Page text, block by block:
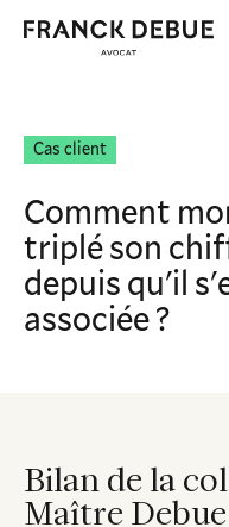
Cas client
Comment
triplé son
depuis qu'il
associée ?
Bilan de la
Maître Debue